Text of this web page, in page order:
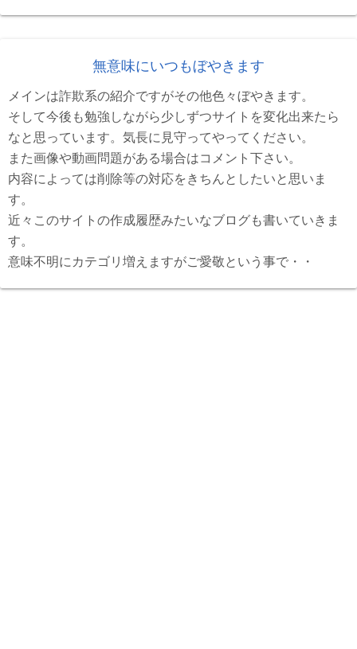
無意味にいつもぼやきます
メインは詐欺系の紹介ですがその他色々ぼやきます。
そして今後も勉強しながら少しずつサイトを変化出来たら
なと思っています。気長に見守ってやってください。
また画像や動画問題がある場合はコメント下さい。
内容によっては削除等の対応をきちんとしたいと思いま
す。
近々このサイトの作成履歴みたいなブログも書いていきま
す。
意味不明にカテゴリ増えますがご愛敬という事で・・